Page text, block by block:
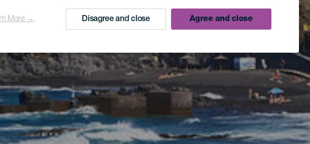
More → Disagree and close Agree and close